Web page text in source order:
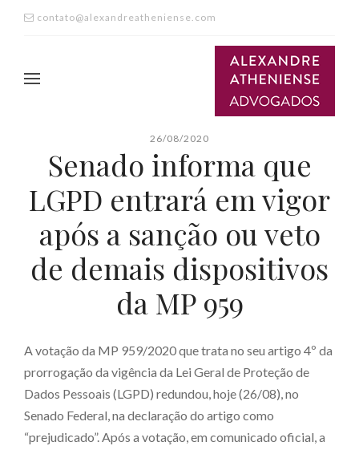
contato@alexandreatheniense.com
26/08/2020
Senado informa que
LGPD entrará em vigor
após a sanção ou veto
de demais dispositivos
da MP 959
A votação da MP 959/2020 que trata no seu artigo 4º da
prorrogação da vigência da Lei Geral de Proteção de
Dados Pessoais (LGPD) redundou, hoje (26/08), no
Senado Federal, na declaração do artigo como
“prejudicado”. Após a votação, em comunicado oficial, a